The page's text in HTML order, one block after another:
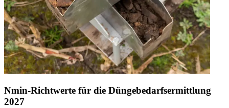
Nmin-Richtwerte für die Düngebedarfsermittlung
2027